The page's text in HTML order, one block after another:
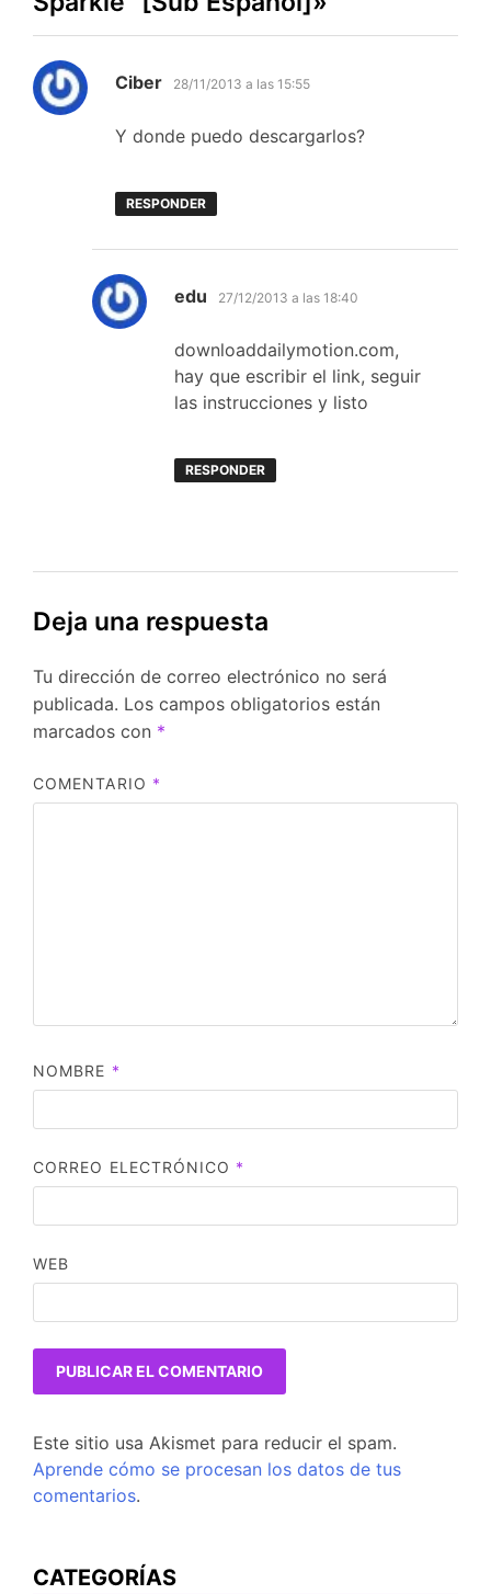
Ciber dice:
28/11/2013 a las 15:55
Y donde puedo descargarlos?
RESPONDER
edu dice:
27/12/2013 a las 18:40
downloaddailymotion.com,
hay que escribir el link, seguir
las instrucciones y listo
RESPONDER
Deja una respuesta
Tu dirección de correo electrónico no será
publicada. Los campos obligatorios están
marcados con *
COMENTARIO *
NOMBRE *
CORREO ELECTRÓNICO *
WEB
Este sitio usa Akismet para reducir el spam.
Aprende cómo se procesan los datos de tus
comentarios.
CATEGORÍAS